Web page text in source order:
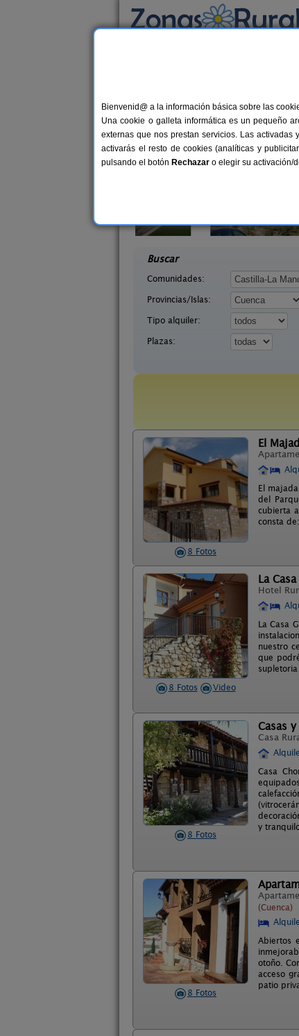
Casas Rurales
40 €
Buscar
Comunidades:
Provincias/Islas:
Tipo alquiler:
Plazas:
8 Fotos
El
El
del
cubierta
consta
8 Fotos Video
La
Hotel
La Casa
nuestro
que
8 Fotos
Casas
Casa
Casa
y
8 Fotos
(Cuenca)
Abiertos
otoño.
acceso
patio
Bienvenid@ a la información básica sobre las
Una cookie o galleta informática es un pequeño
externas que nos prestan servicios. Las
activarás el resto de cookies (analíticas y
pulsando el botón Rechazar o elegir su activación/